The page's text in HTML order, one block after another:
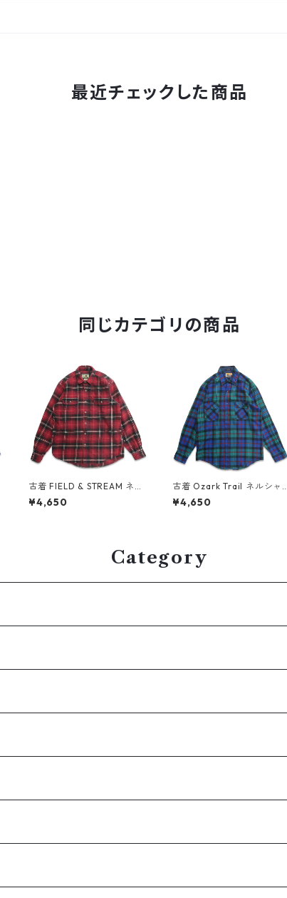
最近チェックした商品
同じカテゴリの商品
古着 FIELD & STREAM ネル
シャツ フランネル 長袖シャ
ツ チェック 表記：L TALL
¥4,650
古着 Ozark Trail ネルシャ
ツ フランネル 長袖シャツ チ
ェック 表記：M gd40895
¥4,650
Category